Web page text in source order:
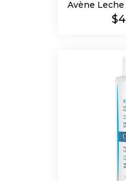
Avène